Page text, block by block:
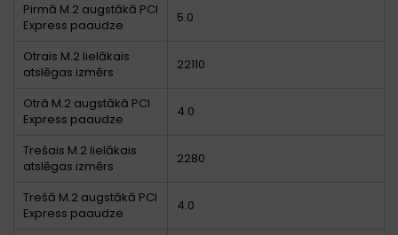
Pirmā M.2 augstākā PCI
Express paaudze
5.0
Otrais M.2 lielākais
atslēgas izmērs
22110
Otrā M.2 augstākā PCI
Express paaudze
4.0
Trešais M.2 lielākais
atslēgas izmērs
2280
Trešā M.2 augstākā PCI
Express paaudze
4.0